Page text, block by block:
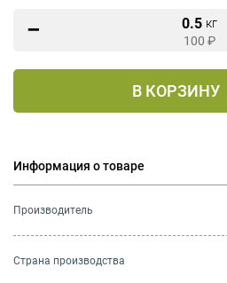
0.5 кг
100 ₽
В КОРЗИНУ
Информация о товаре
Производитель
Страна производства